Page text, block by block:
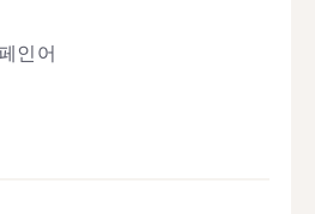
인어